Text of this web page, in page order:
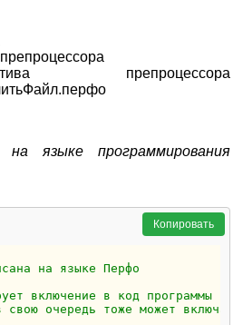
препроцессора
языке программирования
Копировать
на языке Перфо
включение в код программы
очередь тоже может